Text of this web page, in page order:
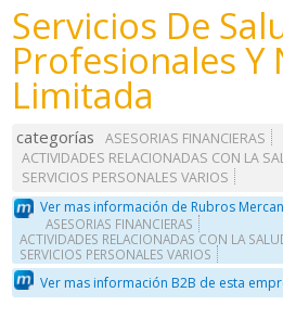
Servicios De
Profesionales Y
Limitada
categorías
ASESORIAS FINANCIERAS
ACTIVIDADES RELACIONADAS CON LA
SERVICIOS PERSONALES VARIOS
Ver mas información de Rubros
ASESORIAS FINANCIERAS
ACTIVIDADES RELACIONADAS CON LA
SERVICIOS PERSONALES VARIOS
Ver mas información B2B de esta